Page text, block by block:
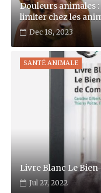
Douleurs animales
limiter chez les
Dec 18, 2023
SANTÉ ANIMALE
Livre Blanc Le
Jul 27, 2022